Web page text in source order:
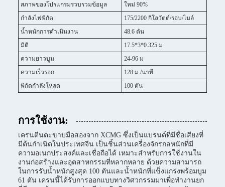
สภาพของโปรแกรมรวบรวมข้อมูล
ใหม่ 90%
กำลังไฟพิกัด
175/2200 กิโลวัตต์/รอบ/ไมล์
น้ำหนักการดำเนินงาน
48.6 ตัน
มิติ
17.5*3*0.325 ม
ความยาวบูม
24-96 ม
ความเร็วรอก
128 ม./นาที
พิกัดกำลังโหลด
100 ตัน
การใช้งาน:
เครนตีนตะขาบมือสองจาก XCMG ซึ่งเป็นแบรนด์ที่มีชื่อเสียงที่
มีต้นกำเนิดในประเทศจีน เป็นชิ้นส่วนเครื่องจักรกลหนักที่มี
ความอเนกประสงค์และเชื่อถือได้ เหมาะสำหรับการใช้งานใน
งานก่อสร้างและอุตสาหกรรมที่หลากหลาย ด้วยความสามารถ
ในการรับน้ำหนักสูงสุด 100 ตันและน้ำหนักที่แข็งแกร่งพร้อมบูม
61 ตัน เครนนี้ได้รับการออกแบบทางวิศวกรรมมาเพื่อทำงานยก